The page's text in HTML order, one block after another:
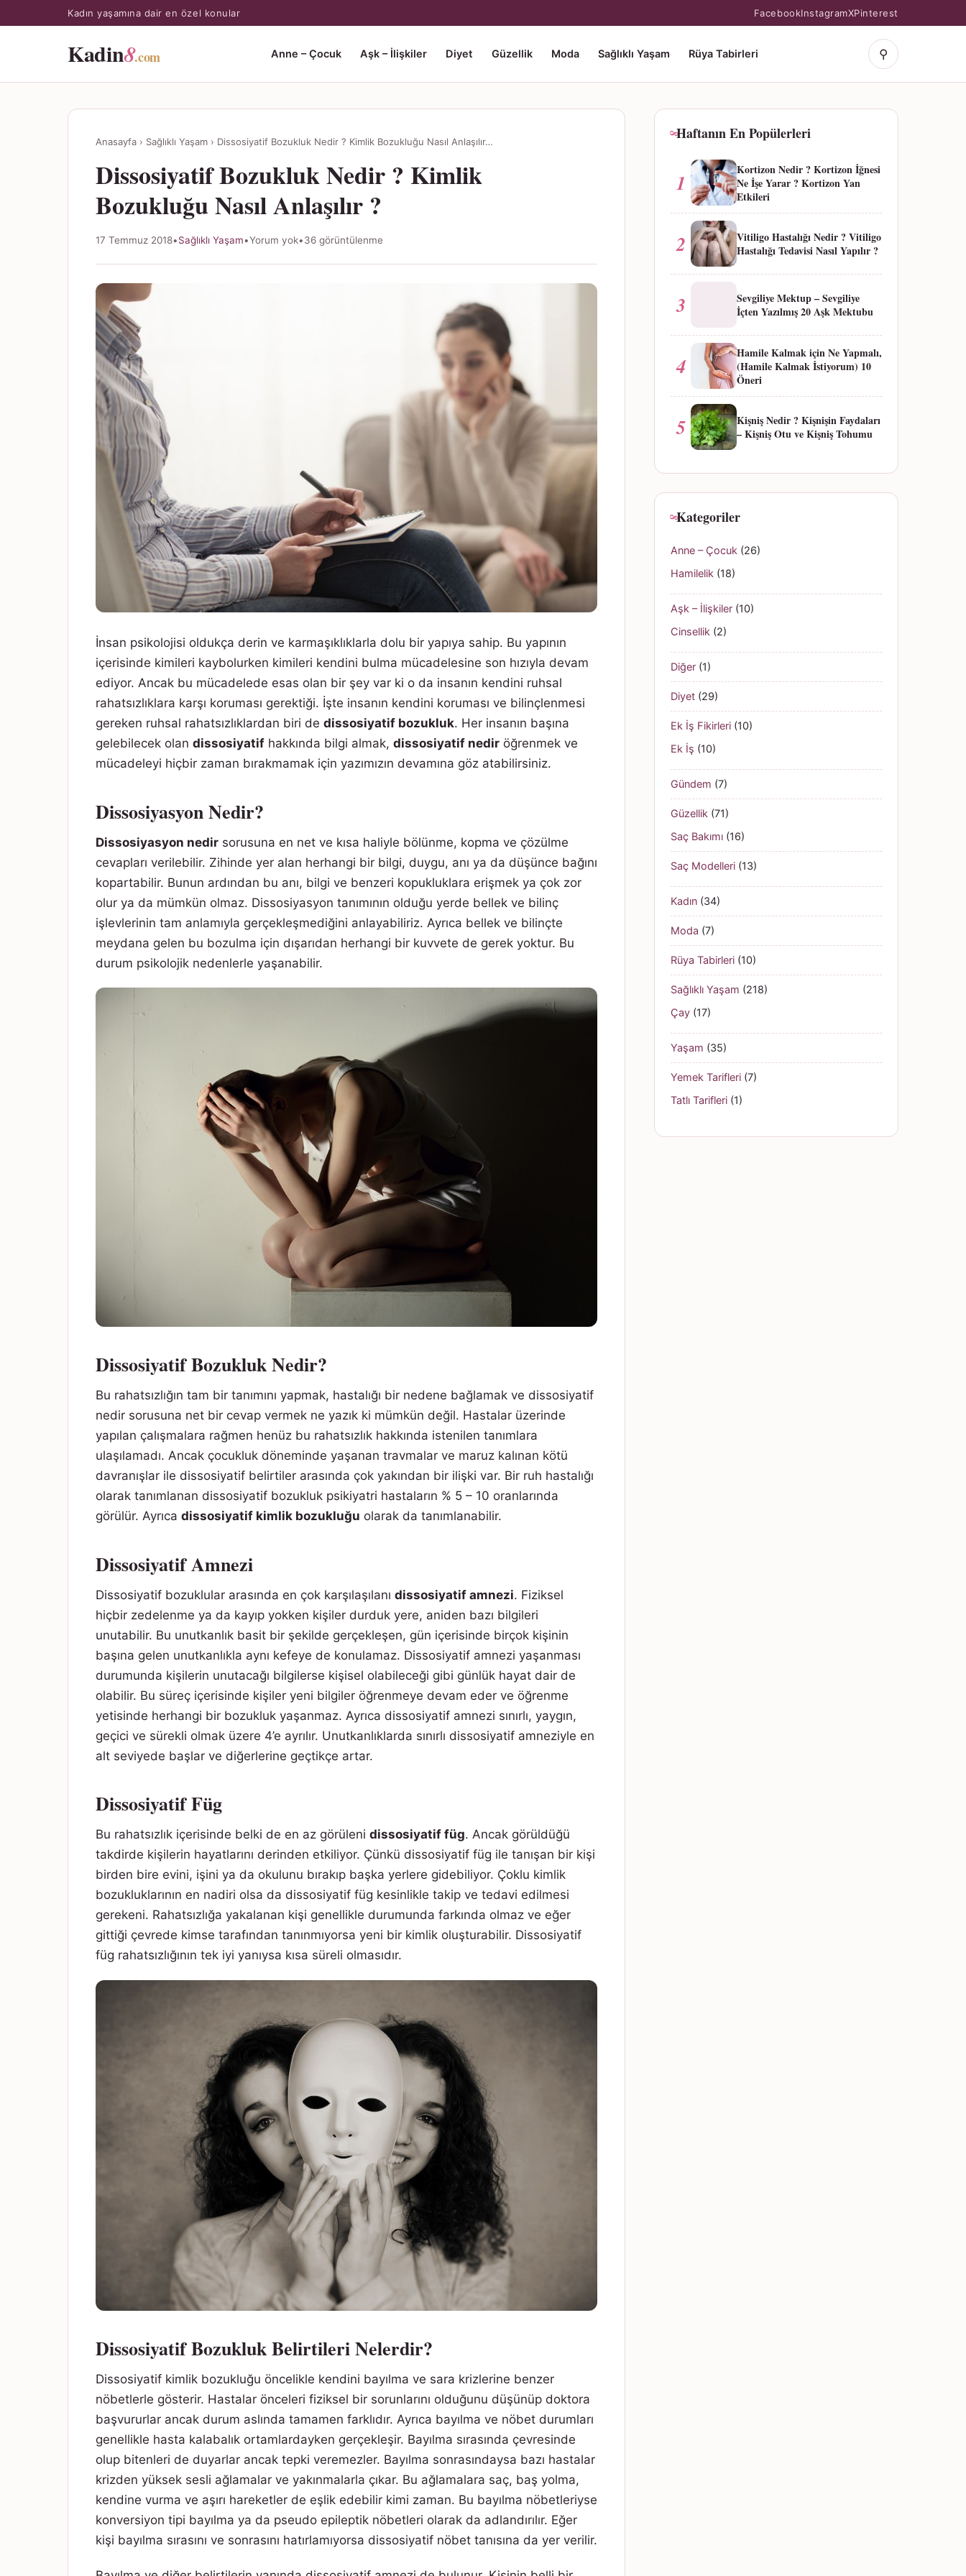
Kadın yaşamına dair en özel konular FacebookInstagramXPinterest
Kadin8.com Anne – Çocuk Aşk – İlişkiler Diyet Güzellik Moda Sağlıklı Yaşam Rüya Tabirleri ⚲
Anasayfa › Sağlıklı Yaşam › Dissosiyatif Bozukluk Nedir ? Kimlik Bozukluğu Nasıl Anlaşılır…
Dissosiyatif Bozukluk Nedir ? Kimlik
Bozukluğu Nasıl Anlaşılır ?
17 Temmuz 2018•Sağlıklı Yaşam•Yorum yok•36 görüntülenme
İnsan psikolojisi oldukça derin ve karmaşıklıklarla dolu bir yapıya sahip. Bu yapının
içerisinde kimileri kaybolurken kimileri kendini bulma mücadelesine son hızıyla devam
ediyor. Ancak bu mücadelede esas olan bir şey var ki o da insanın kendini ruhsal
rahatsızlıklara karşı koruması gerektiği. İşte insanın kendini koruması ve bilinçlenmesi
gereken ruhsal rahatsızlıklardan biri de dissosiyatif bozukluk. Her insanın başına
gelebilecek olan dissosiyatif hakkında bilgi almak, dissosiyatif nedir öğrenmek ve
mücadeleyi hiçbir zaman bırakmamak için yazımızın devamına göz atabilirsiniz.
Dissosiyasyon Nedir?
Dissosiyasyon nedir sorusuna en net ve kısa haliyle bölünme, kopma ve çözülme
cevapları verilebilir. Zihinde yer alan herhangi bir bilgi, duygu, anı ya da düşünce bağını
kopartabilir. Bunun ardından bu anı, bilgi ve benzeri kopukluklara erişmek ya çok zor
olur ya da mümkün olmaz. Dissosiyasyon tanımının olduğu yerde bellek ve bilinç
işlevlerinin tam anlamıyla gerçekleşmediğini anlayabiliriz. Ayrıca bellek ve bilinçte
meydana gelen bu bozulma için dışarıdan herhangi bir kuvvete de gerek yoktur. Bu
durum psikolojik nedenlerle yaşanabilir.
Dissosiyatif Bozukluk Nedir?
Bu rahatsızlığın tam bir tanımını yapmak, hastalığı bir nedene bağlamak ve dissosiyatif
nedir sorusuna net bir cevap vermek ne yazık ki mümkün değil. Hastalar üzerinde
yapılan çalışmalara rağmen henüz bu rahatsızlık hakkında istenilen tanımlara
ulaşılamadı. Ancak çocukluk döneminde yaşanan travmalar ve maruz kalınan kötü
davranışlar ile dissosiyatif belirtiler arasında çok yakından bir ilişki var. Bir ruh hastalığı
olarak tanımlanan dissosiyatif bozukluk psikiyatri hastaların % 5 – 10 oranlarında
görülür. Ayrıca dissosiyatif kimlik bozukluğu olarak da tanımlanabilir.
Dissosiyatif Amnezi
Dissosiyatif bozuklular arasında en çok karşılaşılanı dissosiyatif amnezi. Fiziksel
hiçbir zedelenme ya da kayıp yokken kişiler durduk yere, aniden bazı bilgileri
unutabilir. Bu unutkanlık basit bir şekilde gerçekleşen, gün içerisinde birçok kişinin
başına gelen unutkanlıkla aynı kefeye de konulamaz. Dissosiyatif amnezi yaşanması
durumunda kişilerin unutacağı bilgilerse kişisel olabileceği gibi günlük hayat dair de
olabilir. Bu süreç içerisinde kişiler yeni bilgiler öğrenmeye devam eder ve öğrenme
yetisinde herhangi bir bozukluk yaşanmaz. Ayrıca dissosiyatif amnezi sınırlı, yaygın,
geçici ve sürekli olmak üzere 4’e ayrılır. Unutkanlıklarda sınırlı dissosiyatif amneziyle en
alt seviyede başlar ve diğerlerine geçtikçe artar.
Dissosiyatif Füg
Bu rahatsızlık içerisinde belki de en az görüleni dissosiyatif füg. Ancak görüldüğü
takdirde kişilerin hayatlarını derinden etkiliyor. Çünkü dissosiyatif füg ile tanışan bir kişi
birden bire evini, işini ya da okulunu bırakıp başka yerlere gidebiliyor. Çoklu kimlik
bozukluklarının en nadiri olsa da dissosiyatif füg kesinlikle takip ve tedavi edilmesi
gerekeni. Rahatsızlığa yakalanan kişi genellikle durumunda farkında olmaz ve eğer
gittiği çevrede kimse tarafından tanınmıyorsa yeni bir kimlik oluşturabilir. Dissosiyatif
füg rahatsızlığının tek iyi yanıysa kısa süreli olmasıdır.
Dissosiyatif Bozukluk Belirtileri Nelerdir?
Dissosiyatif kimlik bozukluğu öncelikle kendini bayılma ve sara krizlerine benzer
nöbetlerle gösterir. Hastalar önceleri fiziksel bir sorunlarını olduğunu düşünüp doktora
başvururlar ancak durum aslında tamamen farklıdır. Ayrıca bayılma ve nöbet durumları
genellikle hasta kalabalık ortamlardayken gerçekleşir. Bayılma sırasında çevresinde
olup bitenleri de duyarlar ancak tepki veremezler. Bayılma sonrasındaysa bazı hastalar
krizden yüksek sesli ağlamalar ve yakınmalarla çıkar. Bu ağlamalara saç, baş yolma,
kendine vurma ve aşırı hareketler de eşlik edebilir kimi zaman. Bu bayılma nöbetleriyse
konversiyon tipi bayılma ya da pseudo epileptik nöbetleri olarak da adlandırılır. Eğer
kişi bayılma sırasını ve sonrasını hatırlamıyorsa dissosiyatif nöbet tanısına da yer verilir.
Haftanın En Popülerleri
1
Kortizon Nedir ? Kortizon İğnesi
Ne İşe Yarar ? Kortizon Yan
Etkileri
2
Vitiligo Hastalığı Nedir ? Vitiligo
Hastalığı Tedavisi Nasıl Yapılır ?
3
Sevgiliye Mektup – Sevgiliye
İçten Yazılmış 20 Aşk Mektubu
4
Hamile Kalmak için Ne Yapmalı,
(Hamile Kalmak İstiyorum) 10
Öneri
5
Kişniş Nedir ? Kişnişin Faydaları
– Kişniş Otu ve Kişniş Tohumu
Kategoriler
Anne – Çocuk (26)
Hamilelik (18)
Aşk – İlişkiler (10)
Cinsellik (2)
Diğer (1)
Diyet (29)
Ek İş Fikirleri (10)
Ek İş (10)
Gündem (7)
Güzellik (71)
Saç Bakımı (16)
Saç Modelleri (13)
Kadın (34)
Moda (7)
Rüya Tabirleri (10)
Sağlıklı Yaşam (218)
Çay (17)
Yaşam (35)
Yemek Tarifleri (7)
Tatlı Tarifleri (1)